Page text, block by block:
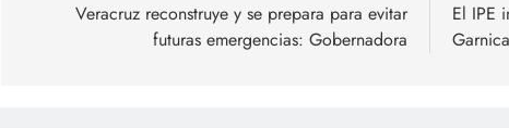
Veracruz reconstruye y se prepara para evitar
futuras emergencias: Gobernadora
El IPE
Garnica